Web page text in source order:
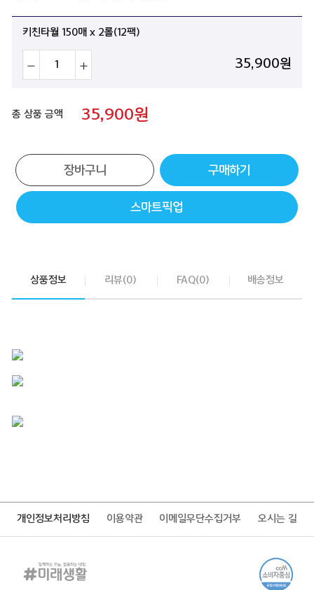
키친타월 150매 x 2롤(12팩)
35,900원
총 상품 금액 35,900원
장바구니 구매하기
스마트픽업
상품정보 리뷰(0) FAQ(0) 배송정보
개인정보처리방침 이용약관 이메일무단수집거부 오시는 길